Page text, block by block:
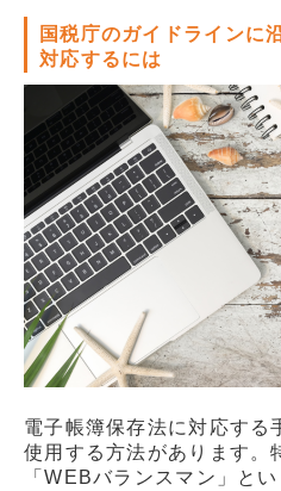
国税庁のガイドラインに
対応するには
電子帳簿保存法に対応する
使用する方法があります。
「WEBバランスマン」と